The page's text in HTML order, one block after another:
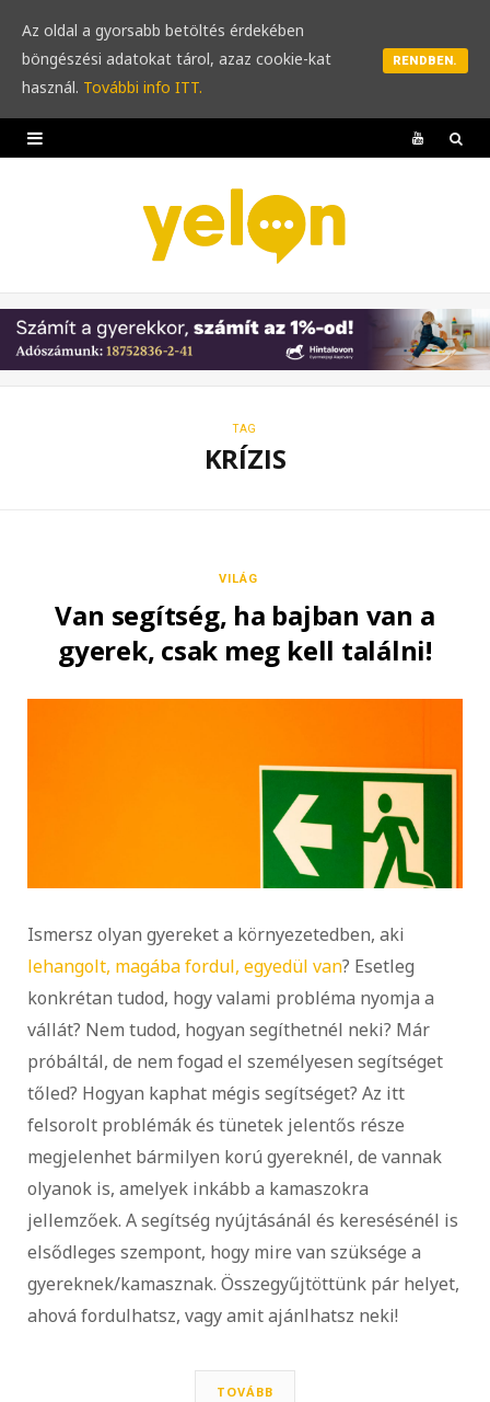
Y
u
b
e
TAG
KRÍZIS
VILÁG
Van segítség, ha bajban van a
gyerek, csak meg kell találni!
Ismersz olyan gyereket a környezetedben, aki
lehangolt, magába fordul, egyedül van? Esetleg
konkrétan tudod, hogy valami probléma nyomja a
vállát? Nem tudod, hogyan segíthetnél neki? Már
próbáltál, de nem fogad el személyesen segítséget
tőled? Hogyan kaphat mégis segítséget? Az itt
felsorolt problémák és tünetek jelentős része
megjelenhet bármilyen korú gyereknél, de vannak
olyanok is, amelyek inkább a kamaszokra
jellemzőek. A segítség nyújtásánál és keresésénél is
elsődleges szempont, hogy mire van szüksége a
gyereknek/kamasznak. Összegyűjtöttünk pár helyet,
ahová fordulhatsz, vagy amit ajánlhatsz neki!
TOVÁBB
Az oldal a gyorsabb betöltés érdekében
böngészési adatokat tárol, azaz cookie-kat
használ. További info ITT.
RENDBEN.